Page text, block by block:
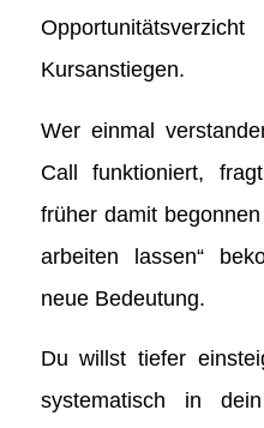
Kursanstiegen.
Wer einmal
Call funktioniert,
früher damit
arbeiten lassen“
neue Bedeutung.
Du willst tiefer
systematisch in